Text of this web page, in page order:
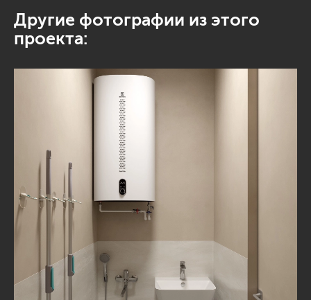
Другие фотографии из этого
проекта: